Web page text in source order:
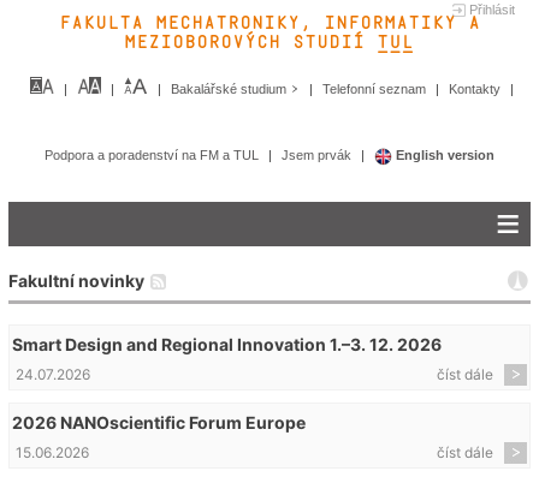
Přihlásit
Fakulta mechatroniky, informatiky a
mezioborových studií TUL&
Bakalářské studium Telefonní seznam Kontakty
Podpora a poradenství na FM a TUL Jsem prvák English version
Fakultní novinky
Smart Design and Regional Innovation 1.–3. 12. 2026
číst dále
24.07.2026
2026 NANOscientific Forum Europe
číst dále
15.06.2026